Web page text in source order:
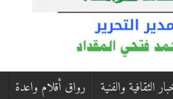
الثقافية والفنية رواق أقلام واعدة